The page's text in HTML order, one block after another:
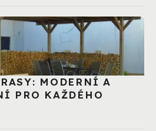
MODERNÍ A
PRO KAŽDÉHO